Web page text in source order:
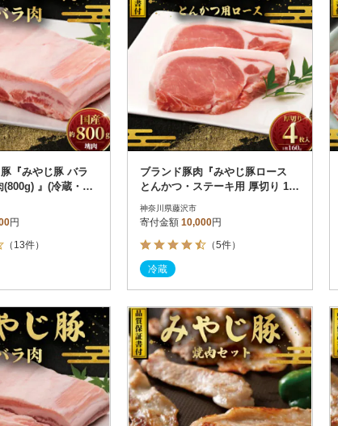
解除
ード決済
払い
クまとめて支払い
easy決済)
発送種別 解除
冷蔵便
冷凍便
結果を見る（
レビュー評価順
寄付金額が高い順
寄付金額が低い順
『みやじ豚 バラ
(800g) 』(冷蔵・生
円
（13件）
ブランド豚肉『みやじ豚ロース
とんかつ・ステーキ用 厚切り 160
g×4枚』冷蔵 計640g
神奈川県藤沢市
寄付金額 10,000円
（5件）
冷蔵